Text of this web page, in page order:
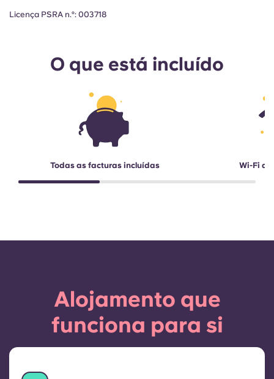
Licença PSRA n.º: 003718
O que está incluído
Todas as facturas incluídas Wi-Fi
Alojamento que
funciona para si